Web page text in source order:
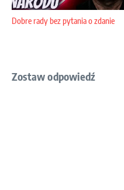
Dobre rady bez pytania o zdanie
Zostaw odpowiedź